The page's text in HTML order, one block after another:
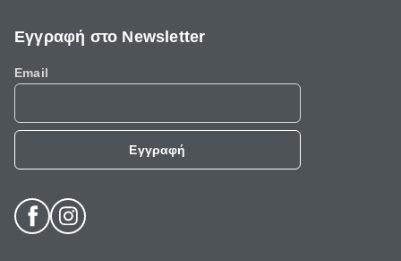
Εγγραφή στο Newsletter
Email
Εγγραφή